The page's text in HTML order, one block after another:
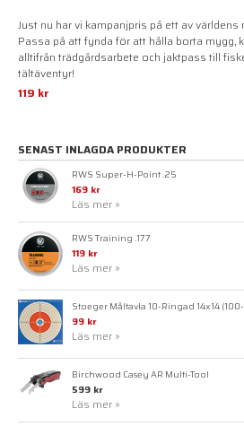
Just nu har vi kampanjpris på ett av
Passa på att fynda för att hålla borta mygg,
alltifrån trädgårdsarbete och jaktpass till
tältäventyr!
119 kr
SENAST INLAGDA PRODUKTER
RWS Super-H-Point .25
169 kr
Läs mer »
RWS Training .177
119 kr
Läs mer »
Stoeger Måltavla 10-Ringad 14x14
99 kr
Läs mer »
Birchwood Casey AR Multi-Tool
599 kr
Läs mer »